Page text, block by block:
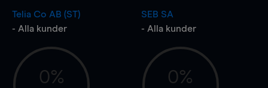
Telia Co AB (ST)
- Alla kunder
0%
SEB SA
- Alla kunder
0%